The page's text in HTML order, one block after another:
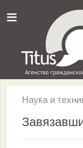
≡
Наука и